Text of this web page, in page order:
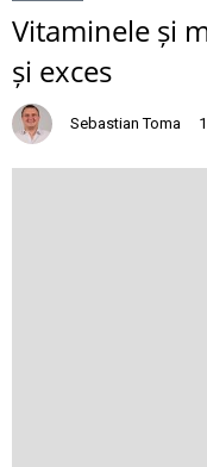
Vitaminele și
și exces
Sebastian Toma